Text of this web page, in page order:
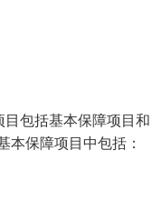
包括基本保障项目和
本保障项目中包括：